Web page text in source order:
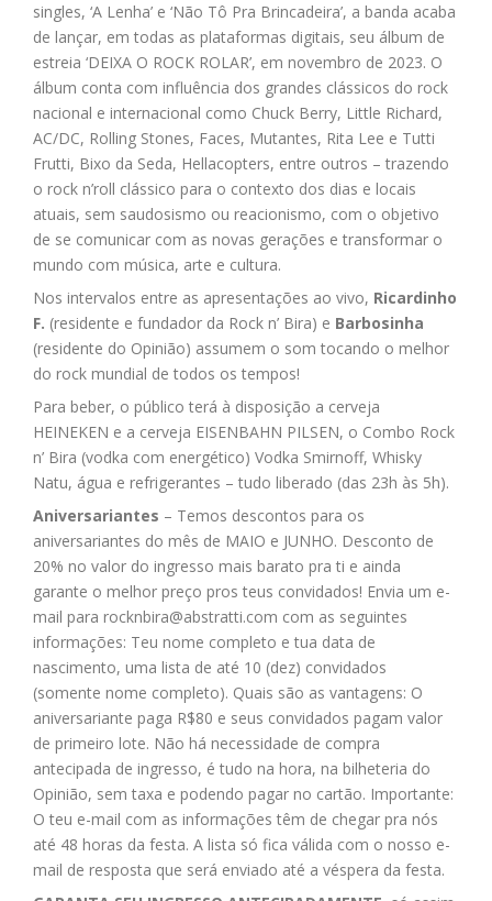
singles, ‘A Lenha’ e ‘Não Tô Pra Brincadeira’, a banda acaba
de lançar, em todas as plataformas digitais, seu álbum de
estreia ‘DEIXA O ROCK ROLAR’, em novembro de 2023. O
álbum conta com influência dos grandes clássicos do rock
nacional e internacional como Chuck Berry, Little Richard,
AC/DC, Rolling Stones, Faces, Mutantes, Rita Lee e Tutti
Frutti, Bixo da Seda, Hellacopters, entre outros – trazendo
o rock n’roll clássico para o contexto dos dias e locais
atuais, sem saudosismo ou reacionismo, com o objetivo
de se comunicar com as novas gerações e transformar o
mundo com música, arte e cultura.
Nos intervalos entre as apresentações ao vivo, Ricardinho
F. (residente e fundador da Rock n’ Bira) e Barbosinha
(residente do Opinião) assumem o som tocando o melhor
do rock mundial de todos os tempos!
Para beber, o público terá à disposição a cerveja
HEINEKEN e a cerveja EISENBAHN PILSEN, o Combo Rock
n’ Bira (vodka com energético) Vodka Smirnoff, Whisky
Natu, água e refrigerantes – tudo liberado (das 23h às 5h).
Aniversariantes – Temos descontos para os
aniversariantes do mês de MAIO e JUNHO. Desconto de
20% no valor do ingresso mais barato pra ti e ainda
garante o melhor preço pros teus convidados! Envia um e-
mail pararocknbira@abstratti.com com as seguintes
informações: Teu nome completo e tua data de
nascimento, uma lista de até 10 (dez) convidados
(somente nome completo). Quais são as vantagens: O
aniversariante paga R$80 e seus convidados pagam valor
de primeiro lote. Não há necessidade de compra
antecipada de ingresso, é tudo na hora, na bilheteria do
Opinião, sem taxa e podendo pagar no cartão. Importante:
O teu e-mail com as informações têm de chegar pra nós
até 48 horas da festa. A lista só fica válida com o nosso e-
mail de resposta que será enviado até a véspera da festa.